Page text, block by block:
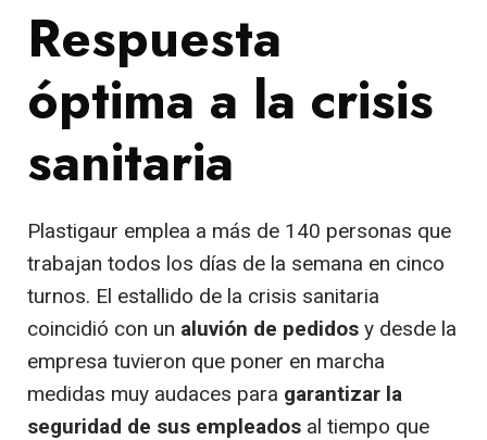
Respuesta
óptima a la crisis
sanitaria
Plastigaur emplea a más de 140 personas que
trabajan todos los días de la semana en cinco
turnos. El estallido de la crisis sanitaria
coincidió con un aluvión de pedidos y desde la
empresa tuvieron que poner en marcha
medidas muy audaces para garantizar la
seguridad de sus empleados al tiempo que